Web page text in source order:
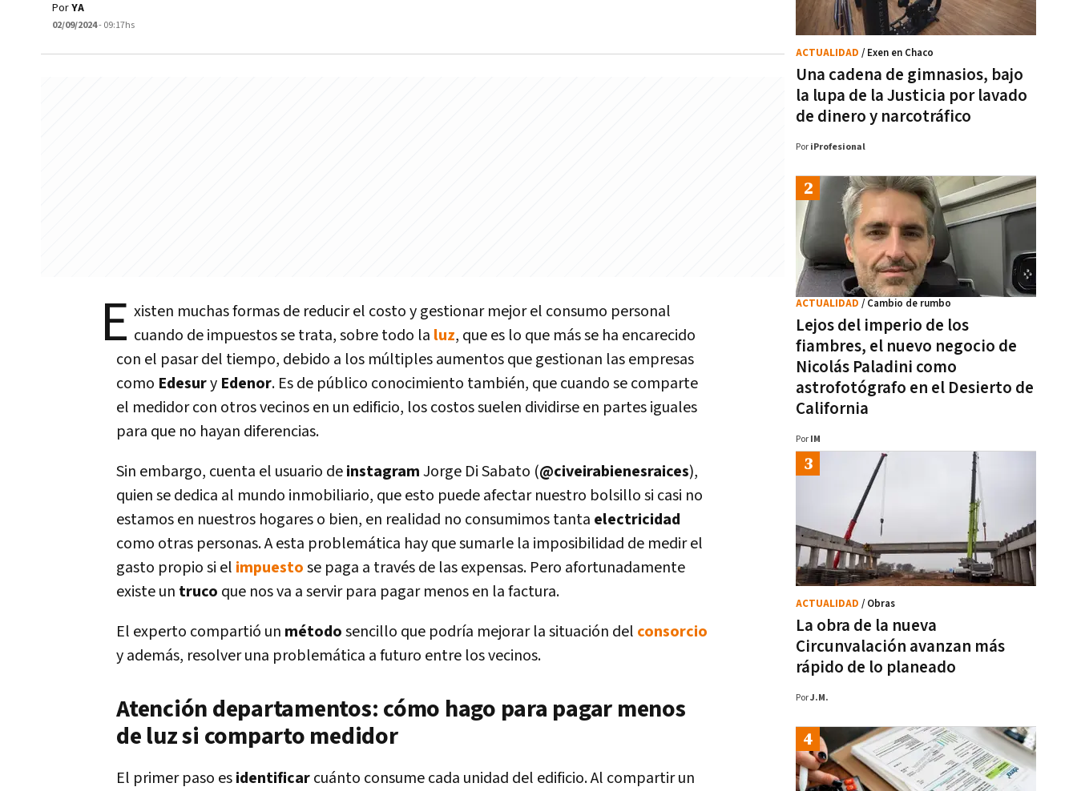
PorYA
02/09/2024- 09:17hs
E xisten muchas formas de reducir el costo y gestionar mejor el consumo personal
cuando de impuestos se trata, sobre todo la luz, que es lo que más se ha encarecido
con el pasar del tiempo, debido a los múltiples aumentos que gestionan las empresas
como Edesury Edenor. Es de público conocimiento también, que cuando se comparte
el medidor con otros vecinos en un edificio, los costos suelen dividirse en partes iguales
para que no hayan diferencias.
Sin embargo, cuenta el usuario deinstagramJorge Di Sabato (@civeirabienesraices),
quien se dedica al mundo inmobiliario, que esto puede afectar nuestro bolsillo si casi no
estamos en nuestros hogares o bien, en realidad no consumimos tanta electricidad
como otras personas. A esta problemática hay que sumarle la imposibilidad de medir el
gasto propio si el impuestose paga a través de las expensas. Pero afortunadamente
existe un truco que nos va a servir para pagar menos en la factura.
El experto compartió un métodosencillo que podría mejorar la situación del consorcio
y además, resolver una problemática a futuro entre los vecinos.
Atención departamentos: cómo hago para pagar menos
de luz si comparto medidor
El primer paso esidentificarcuánto consume cada unidad del edificio. Al compartir un
Una cadena de gimnasios, bajo
la lupa de la Justicia por lavado
de dinero y narcotráfico
ACTUALIDAD / Exen en Chaco
Por iProfesional
Lejos del imperio de los
fiambres, el nuevo negocio de
Nicolás Paladini como
astrofotógrafo en el Desierto de
California
ACTUALIDAD / Cambio de rumbo
Por IM
La obra de la nueva
Circunvalación avanzan más
rápido de lo planeado
ACTUALIDAD / Obras
PorJ.M.